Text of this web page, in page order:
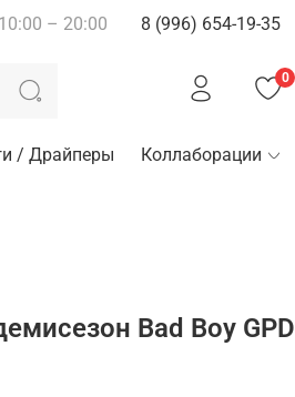
– 20:00 8 (996) 654-19-35
0
/ Драйперы Коллаборации
Bad Boy GPD